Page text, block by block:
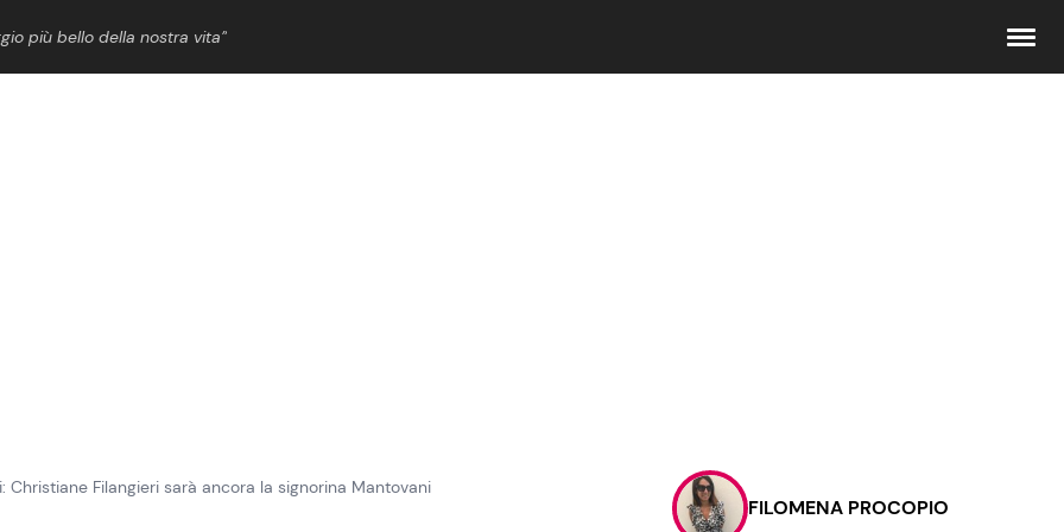
più bello della nostra vita”
Contattaci
Pubblicità
Christiane Filangieri sarà ancora la signorina Mantovani
FILOMENA PROCOPIO